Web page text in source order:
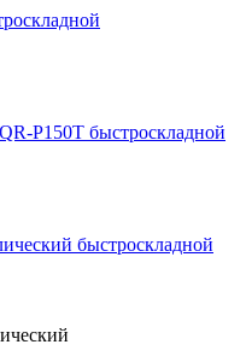
P150T быстроскладной
быстроскладной